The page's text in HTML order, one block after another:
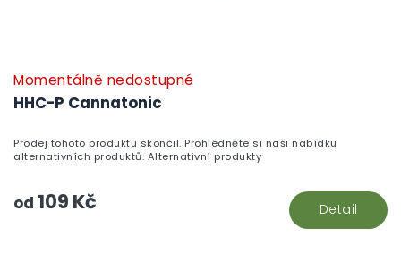
HHC-P Cannatonic
Momentálně nedostupné
od 109 Kč Detail
Prodej tohoto produktu skončil. Prohlédněte si naši nabídku
alternativních produktů. Alternativní produkty